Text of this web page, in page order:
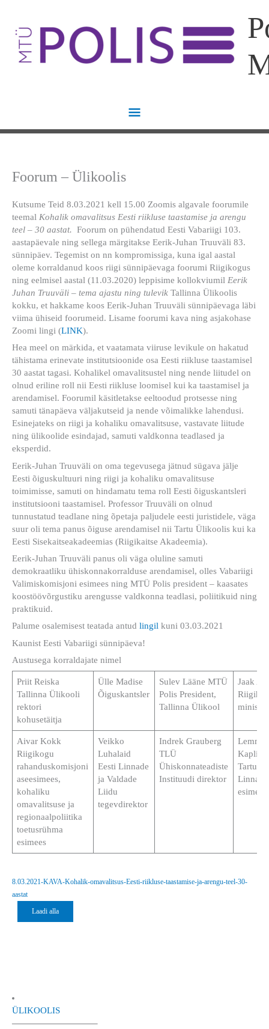
content
Menu
ÜLIKOOLIS
—————————–
Foorum – Ülikoolis
Kutsume Teid 8.03.2021 kell 15.00 Zoomis algavale foorumile
teemal Kohalik omavalitsus Eesti riikluse taastamise ja arengu
teel – 30 aastat. Foorum on pühendatud Eesti Vabariigi 103.
aastapäevale ning sellega märgitakse Eerik-Juhan Truuväli 83.
sünnipäev. Tegemist on nn kompromissiga, kuna igal aastal
oleme korraldanud koos riigi sünnipäevaga foorumi Riigikogus
ning eelmisel aastal (11.03.2020) leppisime kollokviumil Eerik
Juhan Truuväli – tema ajastu ning tulevik Tallinna Ülikoolis
kokku, et hakkame koos Eerik-Juhan Truuväli sünnipäevaga läbi
viima ühiseid foorumeid. Lisame foorumi kava ning asjakohase
Zoomi lingi (LINK).
Hea meel on märkida, et vaatamata viiruse levikule on hakatud
tähistama erinevate institutsioonide osa Eesti riikluse taastamisel
30 aastat tagasi. Kohalikel omavalitsustel ning nende liitudel on
olnud eriline roll nii Eesti riikluse loomisel kui ka taastamisel ja
arendamisel. Foorumil käsitletakse eeltoodud protsesse ning
samuti tänapäeva väljakutseid ja nende võimalikke lahendusi.
Esinejateks on riigi ja kohaliku omavalitsuse, vastavate liitude
ning ülikoolide esindajad, samuti valdkonna teadlased ja
eksperdid.
Eerik-Juhan Truuväli on oma tegevusega jätnud sügava jälje
Eesti õiguskultuuri ning riigi ja kohaliku omavalitsuse
toimimisse, samuti on hindamatu tema roll Eesti õiguskantsleri
institutsiooni taastamisel. Professor Truuväli on olnud
tunnustatud teadlane ning õpetaja paljudele eesti juristidele, väga
suur oli tema panus õiguse arendamisel nii Tartu Ülikoolis kui ka
Eesti Sisekaitseakadeemias (Riigikaitse Akadeemia).
Eerik-Juhan Truuväli panus oli väga oluline samuti
demokraatliku ühiskonnakorralduse arendamisel, olles Vabariigi
Valimiskomisjoni esimees ning MTÜ Polis president – kaasates
koostöövõrgustiku arengusse valdkonna teadlasi, poliitikuid ning
praktikuid.
Palume osalemisest teatada antud lingil kuni 03.03.2021
Kaunist Eesti Vabariigi sünnipäeva!
Austusega korraldajate nimel
Priit Reiska
Tallinna Ülikooli
rektori
kohusetäitja
Ülle Madise
Õiguskantsler
Sulev Lääne MTÜ
Polis President,
Tallinna Ülikool
Jaak
Aivar Kokk
Riigikogu
rahanduskomisjoni
aseesimees,
kohaliku
omavalitsuse ja
regionaalpoliitika
toetusrühma
esimees
Veikko
Luhalaid
Eesti Linnade
ja Valdade
Liidu
tegevdirektor
Indrek Grauberg
TLÜ
Ühiskonnateadiste
Instituudi direktor
Lemmit
Tartu
8.03.2021-KAVA-Kohalik-omavalitsus-Eesti-riikluse-taastamise-ja-arengu-teel-30-
aastat
Laadi alla